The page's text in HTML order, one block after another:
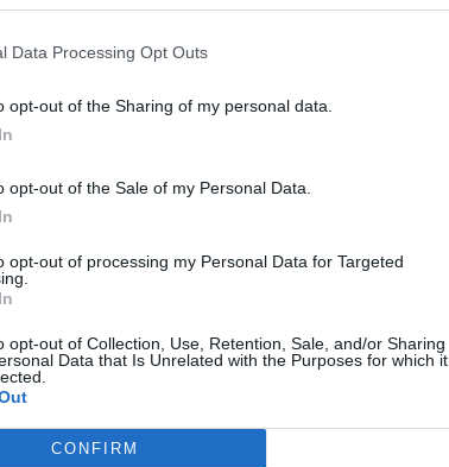
Data Processing Opt Outs
opt-out of the Sharing of my personal data.
opt-out of the Sale of my Personal Data.
opt-out of processing my Personal Data for Targeted
opt-out of Collection, Use, Retention, Sale, and/or Sharing
Data that Is Unrelated with the Purposes for which it
CONFIRM